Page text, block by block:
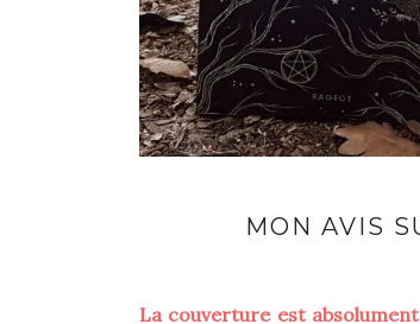
MON AVIS
La couverture est